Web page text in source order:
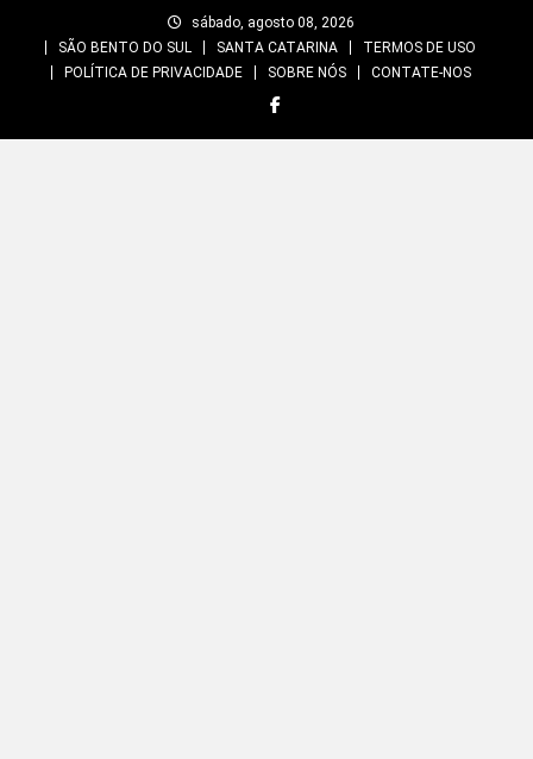
sábado, agosto 08, 2026
SÃO BENTO DO SUL
SANTA CATARINA
TERMOS DE USO
POLÍTICA DE PRIVACIDADE
SOBRE NÓS CONTATE-NOS